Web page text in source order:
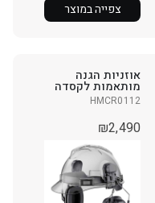
צפייה במוצר
אוזניות הגנה
מותאמות לקסדה
HMCR0112
₪2,490